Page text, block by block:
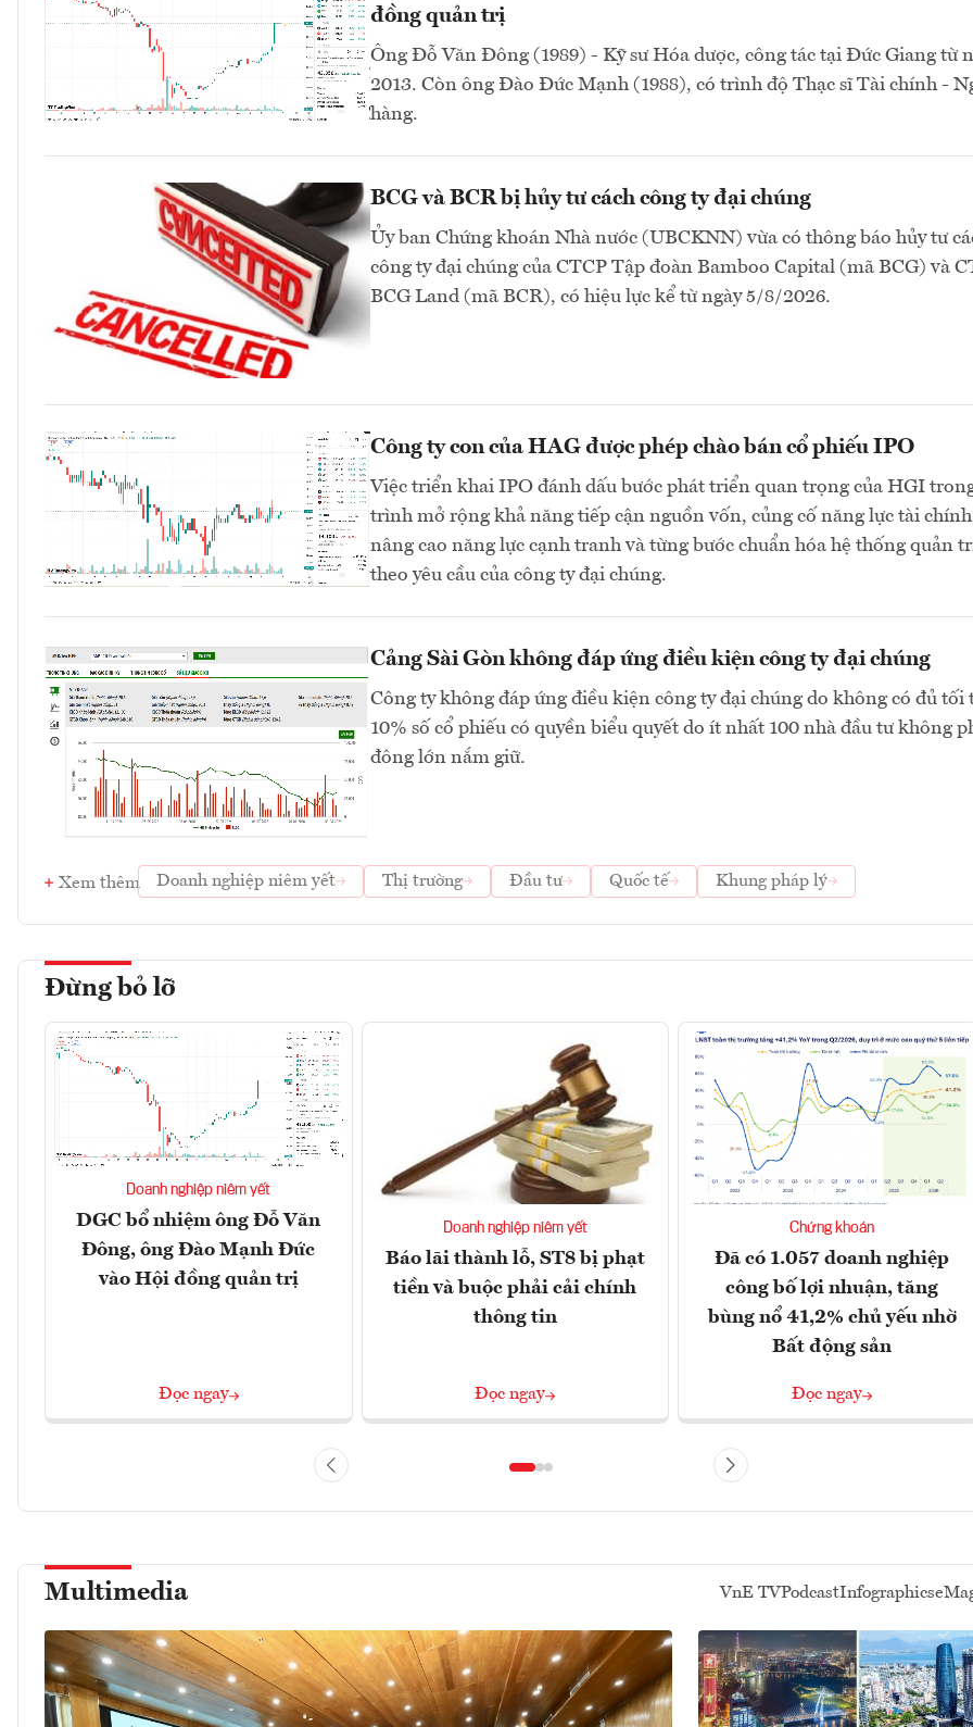
đồng quản trị
Ông Đỗ Văn Đông (1989) - Kỹ sư Hóa dược, công tác tại Đức Giang từ
2013. Còn ông Đào Đức Mạnh (1988), có trình độ Thạc sĩ Tài chính -
hàng.
BCG và BCR bị hủy tư cách công ty đại chúng
Ủy ban Chứng khoán Nhà nước (UBCKNN) vừa có thông báo hủy tư
công ty đại chúng của CTCP Tập đoàn Bamboo Capital (mã BCG) và
BCG Land (mã BCR), có hiệu lực kể từ ngày 5/8/2026.
Công ty con của HAG được phép chào bán cổ phiếu IPO
Việc triển khai IPO đánh dấu bước phát triển quan trọng của HGI
trình mở rộng khả năng tiếp cận nguồn vốn, củng cố năng lực tài
nâng cao năng lực cạnh tranh và từng bước chuẩn hóa hệ thống quản
theo yêu cầu của công ty đại chúng.
Cảng Sài Gòn không đáp ứng điều kiện công ty đại chúng
Công ty không đáp ứng điều kiện công ty đại chúng do không có đủ tối
10% số cổ phiếu có quyền biểu quyết do ít nhất 100 nhà đầu tư không
đông lớn nắm giữ.
Xem thêm Doanh nghiệp niêm yết Thị trường Đầu tư Quốc tế Khung pháp lý
Đừng bỏ lỡ
Doanh nghiệp niêm yết
DGC bổ nhiệm ông Đỗ Văn
Đông, ông Đào Mạnh Đức
vào Hội đồng quản trị
Đọc ngay
Doanh nghiệp niêm yết
Báo lãi thành lỗ, ST8 bị phạt
tiền và buộc phải cải chính
thông tin
Đọc ngay
Chứng khoán
Đã có 1.057 doanh nghiệp
công bố lợi nhuận, tăng
bùng nổ 41,2% chủ yếu nhờ
Bất động sản
Đọc ngay
Multimedia VnE TVPodcastInfographics